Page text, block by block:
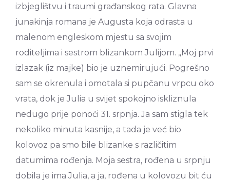
izbjeglištvu i traumi građanskog rata. Glavna
junakinja romana je Augusta koja odrasta u
malenom engleskom mjestu sa svojim
roditeljima i sestrom blizankom Julijom. „Moj prvi
izlazak (iz majke) bio je uznemirujući. Pogrešno
sam se okrenula i omotala si pupčanu vrpcu oko
vrata, dok je Julia u svijet spokojno iskliznula
nedugo prije ponoći 31. srpnja. Ja sam stigla tek
nekoliko minuta kasnije, a tada je već bio
kolovoz pa smo bile blizanke s različitim
datumima rođenja. Moja sestra, rođena u srpnju
dobila je ima Julia, a ja, rođena u kolovozu bit ću